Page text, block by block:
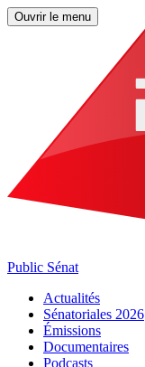
Ouvrir le menu
Public Sénat
Actualités
Sénatoriales 2026
Émissions
Documentaires
Podcasts